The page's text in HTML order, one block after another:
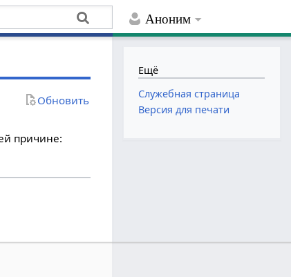
Аноним
Обновить
причине:
Ещё
Служебная страница
Версия для печати